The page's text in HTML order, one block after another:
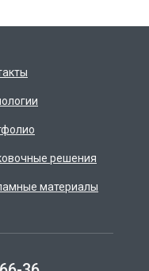
решения
материалы